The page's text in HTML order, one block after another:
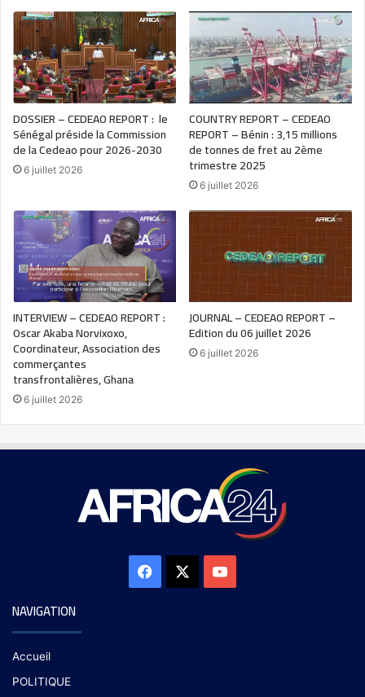
DOSSIER – CEDEAO REPORT : le
Sénégal préside la Commission
de la Cedeao pour 2026-2030
6 juillet 2026
COUNTRY REPORT – CEDEAO
REPORT – Bénin : 3,15 millions
de tonnes de fret au 2ème
trimestre 2025
6 juillet 2026
INTERVIEW – CEDEAO REPORT :
Oscar Akaba Norvixoxo,
Coordinateur, Association des
commerçantes
transfrontalières, Ghana
6 juillet 2026
JOURNAL – CEDEAO REPORT –
Edition du 06 juillet 2026
6 juillet 2026
NAVIGATION
Accueil
POLITIQUE